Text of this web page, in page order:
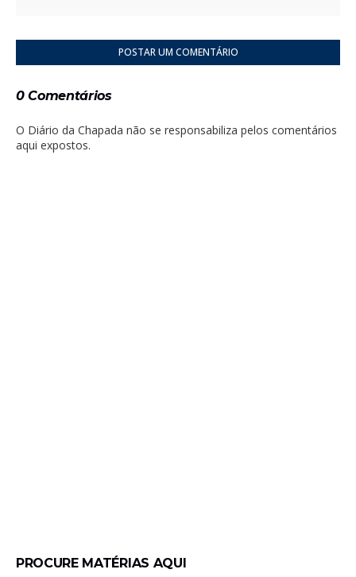
POSTAR UM COMENTÁRIO
0 Comentários
O Diário da Chapada não se responsabiliza pelos comentários
aqui expostos.
PROCURE MATÉRIAS AQUI